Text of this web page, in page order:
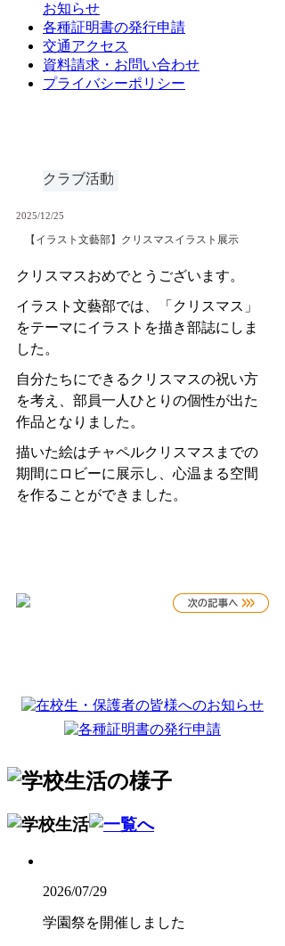
お知らせ
各種証明書の発行申請
交通アクセス
資料請求・お問い合わせ
プライバシーポリシー
クラブ活動
2025/12/25
【イラスト文藝部】クリスマスイラスト展示
クリスマスおめでとうございます。
イラスト文藝部では、「クリスマス」
をテーマにイラストを描き部誌にしま
した。
自分たちにできるクリスマスの祝い方
を考え、部員一人ひとりの個性が出た
作品となりました。
描いた絵はチャペルクリスマスまでの
期間にロビーに展示し、心温まる空間
を作ることができました。
2026/07/29
学園祭を開催しました